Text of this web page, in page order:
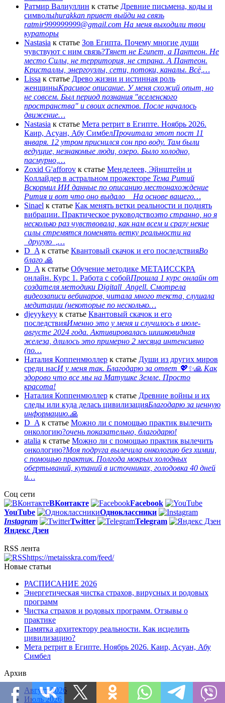
Ратмир Валиуллин к статье Древние письмена, коды и
символыhurakkan привет выйди на связь
ratmir999999999@gmail.com На меня выходили твои
кураторы
Nastasia к статье Зов Египта. Почему многие души
чувствуют с ним связь?Тянет не Египет, а Пантеон. Не
место Силы, не территория, не страна. А Пантеон.
Кристаллы, энергоузлы, сети, потоки, каналы. Всё,…
Lissa к статье Древо жизни и истинная роль
женщиныКрасивое описание. У меня схожий опыт, но
не совсем. Был период познания "вселенского
пространства" и своих аспектов. После началось
движение…
Nastasia к статье Мета ретрит в Египте. Ноябрь 2026.
Каир, Асуан, Абу СимбелПрочитала этот пост 11
января. 12 утром приснился сон про воду. Там были
ведущие, незнакомые люди, озеро. Было холодно,
пасмурно,…
Zoxid G'afforov к статье Менделеев, Эйнштейн и
Коллайдер в астральном прожекторе Тема Ритий
Вскормил ИИ данные по описанию местонахождение
Рития и вот что оно выдало На основе вашего…
Sinael к статье Как менять ветки реальности и поднять
вибрации. Практическое руководствоэто странно, но я
несколько раз чувствовала, как нам всем и сразу некие
силы стремятся поменять ветку реальности на
_другую_,…
D_A к статье Квантовый скачок и его последствияВо
благо 🙏
D_A к статье Обучение методике МЕТАИССКРА
онлайн. Курс 1. Работа с собойПрошла 1 курс онлайн от
создателя методики Digitall_Angell. Смотрела
видеозаписи вебинаров, читала много текста, слушала
медитации (некоторые по несколько…
djeyykeyy к статье Квантовый скачок и его
последствияИменно это у меня и случилось в июле-
августе 2024 года. Активировалась шишковидная
железа, длилось это примерно 2 месяца интенсивно
(по…
Наталия Коппенмюллер к статье Души из других миров
среди насИ у меня так. Благодарю за ответ 💖✨️🙏 Как
здорово что все мы на Матушке Земле. Просто
красота!
Наталия Коппенмюллер к статье Древние войны и их
следы или куда делась цивилизацияБлагодарю за ценную
информацию.🙏
D_A к статье Можно ли с помощью практик вылечить
онкологию?очень показательно, благодарю!
atalia к статье Можно ли с помощью практик вылечить
онкологию?Моя подруга вылечила онкологию без химии,
с помощью практик. Полгода мокрых холодных
обертываний, купаний в источниках, голодовка 40 дней
и…
Соц сети
ВКонтакте
Facebook
YouTube
Одноклассники
Instagram
Twitter
Telegram
Яндекс Дзен
RSS лента
https://metaisskra.com/feed/
Новые статьи
РАСПИСАНИЕ 2026
Энергетическая чистка страхов, вирусных и родовых
программ
Чистка страхов и родовых программ. Отзывы о
практике
Памятка архитектору реальности. Как исцелить
цивилизацию?
Мета ретрит в Египте. Ноябрь 2026. Каир, Асуан, Абу
Симбел
Архив
Август 2026
Июль 2026